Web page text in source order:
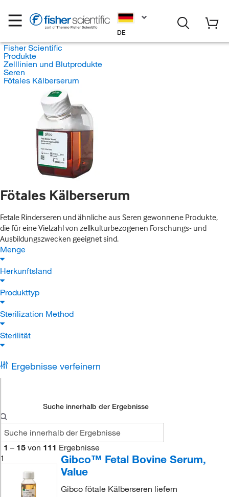
DE
Fisher Scientific
Produkte
Zelllinien und Blutprodukte
Seren
Fötales Kälberserum
Fötales Kälberserum
Fetale Rinderseren und ähnliche aus Seren gewonnene Produkte,
die für eine Vielzahl von zellkulturbezogenen Forschungs- und
Ausbildungszwecken geeignet sind.
Menge
Herkunftsland
Produkttyp
Sterilization Method
Sterilität
Ergebnisse verfeinern
Suche innerhalb der Ergebnisse
1 – 15 von 111 Ergebnisse
1
Gibco™ Fetal Bovine Serum,
Value
Gibco fötale Kälberseren liefern